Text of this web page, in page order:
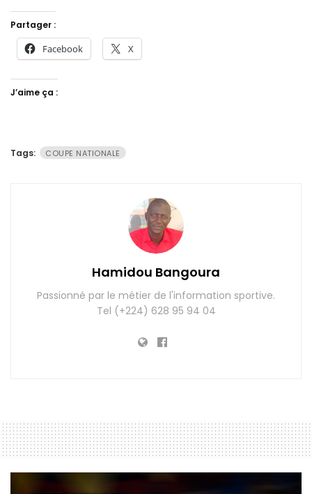
Partager :
Facebook X
J’aime ça :
Tags: COUPE NATIONALE
Hamidou Bangoura
Passionné par le métier de l'information sportive.
Tel (+224) 628 95 94 04